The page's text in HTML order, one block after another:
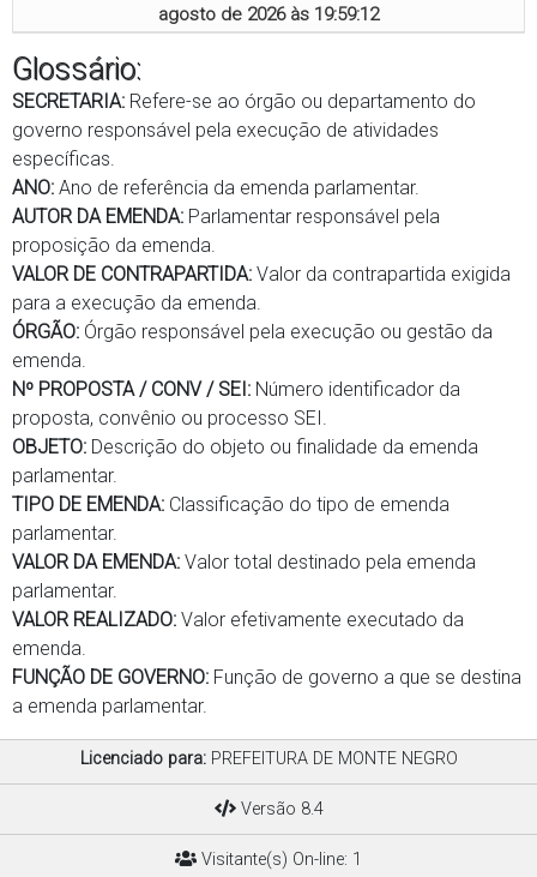
agosto de 2026 às 19:59:12
Glossário:
SECRETARIA: Refere-se ao órgão ou departamento do
governo responsável pela execução de atividades
específicas.
ANO: Ano de referência da emenda parlamentar.
AUTOR DA EMENDA: Parlamentar responsável pela
proposição da emenda.
VALOR DE CONTRAPARTIDA: Valor da contrapartida exigida
para a execução da emenda.
ÓRGÃO: Órgão responsável pela execução ou gestão da
emenda.
Nº PROPOSTA / CONV / SEI: Número identificador da
proposta, convênio ou processo SEI.
OBJETO: Descrição do objeto ou finalidade da emenda
parlamentar.
TIPO DE EMENDA: Classificação do tipo de emenda
parlamentar.
VALOR DA EMENDA: Valor total destinado pela emenda
parlamentar.
VALOR REALIZADO: Valor efetivamente executado da
emenda.
FUNÇÃO DE GOVERNO: Função de governo a que se destina
a emenda parlamentar.
Licenciado para:PREFEITURA DE MONTE NEGRO
Versão 8.4
Visitante(s) On-line: 1